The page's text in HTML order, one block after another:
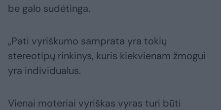
be galo sudėtinga.
„Pati vyriškumo samprata yra tokių
stereotipų rinkinys, kuris kiekvienam žmogui
yra individualus.
Vienai moteriai vyriškas vyras turi būti